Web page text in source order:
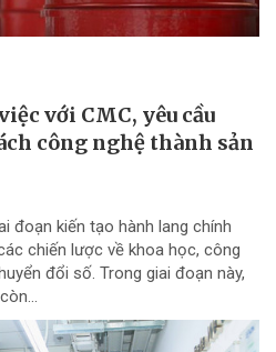
với CMC, yêu cầu
công nghệ thành sản
đoạn kiến tạo hành lang chính
chiến lược về khoa học, công
đổi số. Trong giai đoạn này,